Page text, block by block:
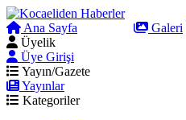
Ana Sayfa Galeri
Üyelik
Üye Girişi
Yayın/Gazete
Yayınlar
Kategoriler